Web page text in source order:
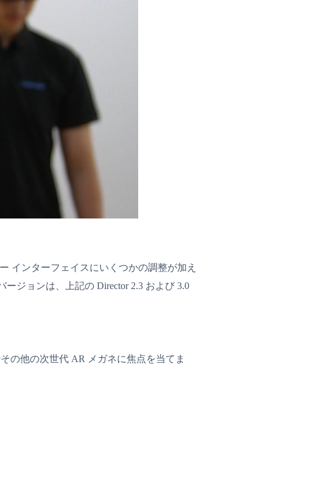
インターフェイスにいくつかの調整が加え
ジョンは、上記の Director 2.3 および 3.0
の他の次世代 AR メガネに焦点を当てま